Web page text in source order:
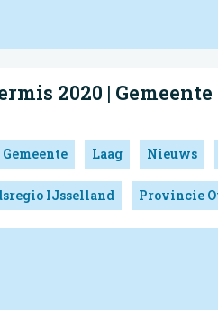
2020 |
Gemeente Laag Nieuws
IJsselland Provincie